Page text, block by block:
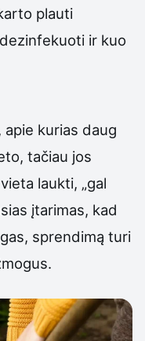
plauti
ir kuo
apie kurias daug
tačiau jos
laukti, „gal
įtarimas, kad
sprendimą turi